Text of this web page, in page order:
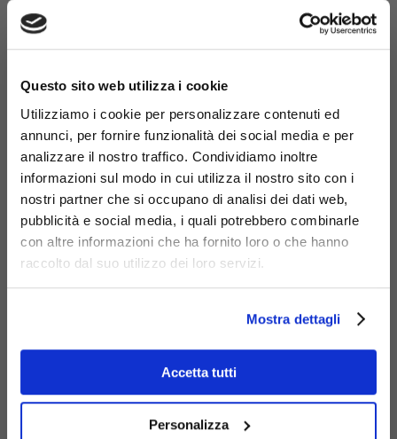
Questo sito web utilizza i cookie
Utilizziamo i cookie per personalizzare contenuti ed
annunci, per fornire funzionalità dei social media e per
analizzare il nostro traffico. Condividiamo inoltre
informazioni sul modo in cui utilizza il nostro sito con i
nostri partner che si occupano di analisi dei dati web,
pubblicità e social media, i quali potrebbero combinarle
con altre informazioni che ha fornito loro o che hanno
raccolto dal suo utilizzo dei loro servizi.
Mostra dettagli
Accetta tutti
Personalizza
Materiali